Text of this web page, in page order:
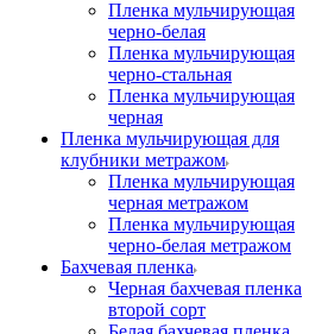
Пленка мульчирующая
черно-белая
Пленка мульчирующая
черно-стальная
Пленка мульчирующая
черная
Пленка мульчирующая для
клубники метражом
Пленка мульчирующая
черная метражом
Пленка мульчирующая
черно-белая метражом
Бахчевая пленка
Черная бахчевая пленка
второй сорт